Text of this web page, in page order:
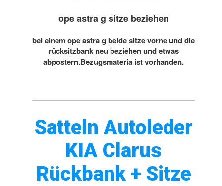
ope astra g sitze beziehen
bei einem ope astra g beide sitze vorne und die
rücksitzbank neu beziehen und etwas
abpostern.Bezugsmateria ist vorhanden.
Satteln Autoleder
KIA Clarus
Rückbank + Sitze